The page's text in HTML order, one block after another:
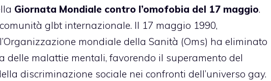
Giornata Mondiale contro l’omofobia del 17 maggio.
glbt internazionale. Il 17 maggio 1990,
mondiale della Sanità (Oms) ha eliminato
delle malattie mentali, favorendo il superamento del
discriminazione sociale nei confronti dell’universo gay.